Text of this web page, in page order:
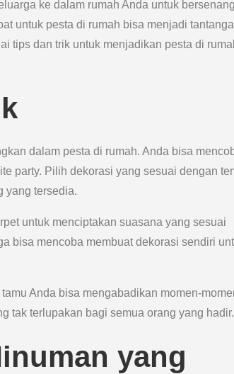
ke dalam rumah Anda untuk
untuk pesta di rumah bisa menjadi
tips dan trik untuk menjadikan pesta di
dalam pesta di rumah. Anda bisa
party. Pilih dekorasi yang sesuai dengan
yang tersedia.
untuk menciptakan suasana yang sesuai
bisa mencoba membuat dekorasi sendiri
Anda bisa mengabadikan momen-
tak terlupakan bagi semua orang yang hadir.
yang